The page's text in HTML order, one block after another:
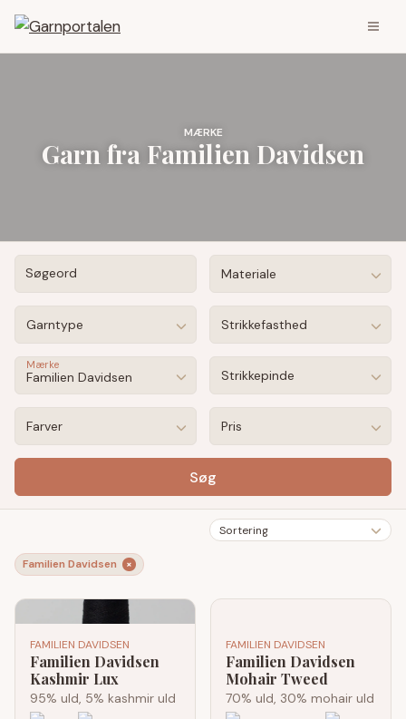
MÆRKE
Garn fra Familien Davidsen
Søgeord Materiale
Garntype Strikkefasthed
Familien Davidsen
Mærke
Strikkepinde
Farver Pris
Søg
Sortering
Familien Davidsen ×
FAMILIEN DAVIDSEN
Familien Davidsen
Kashmir Lux
95% uld, 5% kashmir uld
FAMILIEN DAVIDSEN
Familien Davidsen
Mohair Tweed
70% uld, 30% mohair uld